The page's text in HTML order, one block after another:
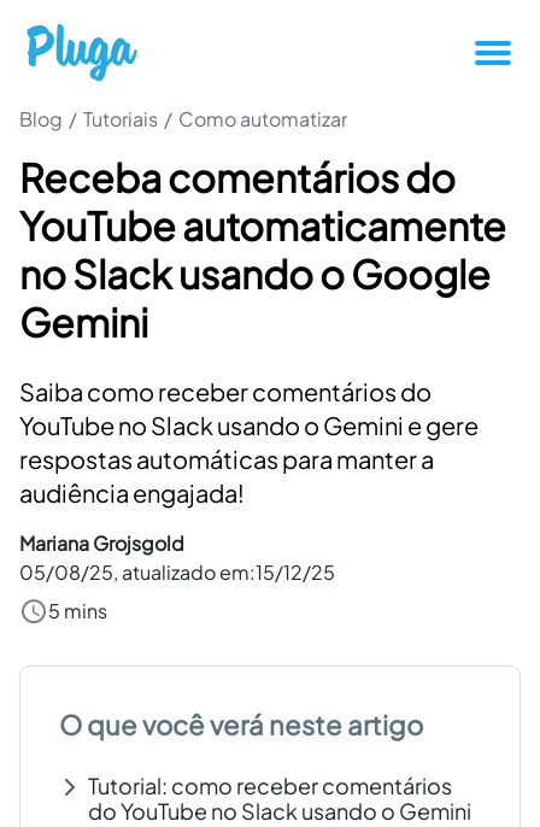
Tutoriais
Produtividade
Novidades da Pluga
Outros
Entrar
Criar conta grátis
Blog / Tutoriais / Como automatizar
Receba comentários do
YouTube automaticamente
no Slack usando o Google
Gemini
Saiba como receber comentários do
YouTube no Slack usando o Gemini e gere
respostas automáticas para manter a
audiência engajada!
Mariana Grojsgold
05/08/25, atualizado em:15/12/25
5 mins
O que você verá neste artigo
Tutorial: como receber comentários
do YouTube no Slack usando o Gemini